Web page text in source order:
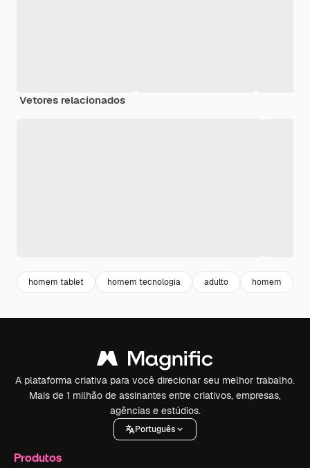
Vetores relacionados
homem tablet homem tecnologia adulto homem
A plataforma criativa para você direcionar seu melhor trabalho.
Mais de 1 milhão de assinantes entre criativos, empresas,
agências e estúdios.
Português
Produtos